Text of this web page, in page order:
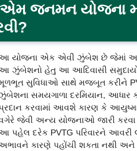
જનમન યોજના
યોજના એક એવી ઝુંબેશ છે જેમાં
ઝુંબેશનો હેતુ આ આદિવાસી
સુવિધાઓ સાથે મજબૂત કરીને
સમયગાળા દરમિયાન, આધાર
કરવામાં આવશે કારણ કે આયુષ્માન
જેવી અન્ય યોજનાઓ જારી
પહેલ દરેક PVTG પરિવારને આવરી
કારણે પહોંચી શકતા નથી